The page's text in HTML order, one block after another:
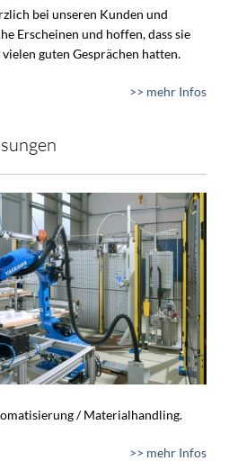
bei unseren Kunden und
Erscheinen und hoffen, dass sie
guten Gesprächen hatten.
>> mehr Infos
/ Materialhandling.
>> mehr Infos